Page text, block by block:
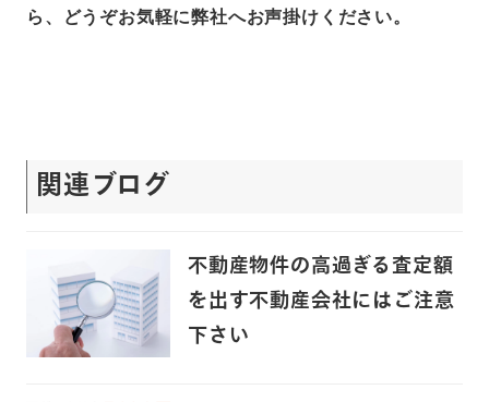
ら、どうぞお気軽に弊社へお声掛けください。
関連ブログ
不動産物件の高過ぎる査定額
を出す不動産会社にはご注意
下さい